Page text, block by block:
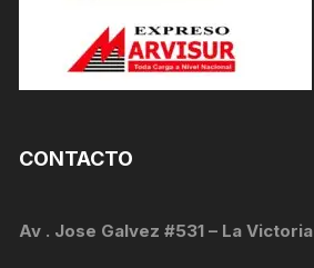
CONTACTO
Av . Jose Galvez #531 – La Victoria